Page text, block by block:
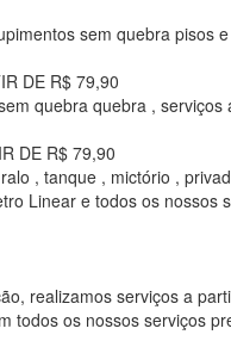
sem quebra pisos e
DE R$ 79,90
quebra quebra , serviços
DE R$ 79,90
, tanque , mictório ,
Linear e todos os nossos
realizamos serviços a
todos os nossos serviços